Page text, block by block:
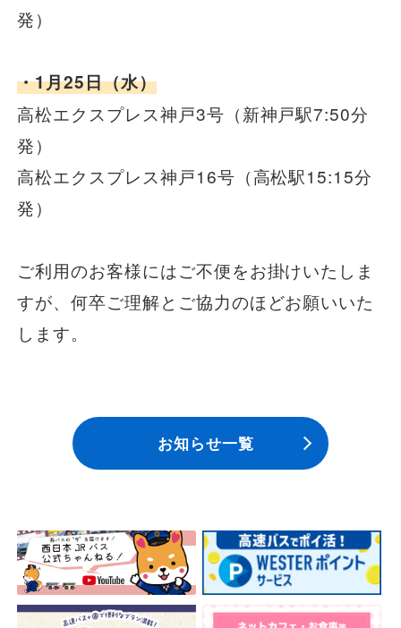
発）
・1月25日（水）
高松エクスプレス神戸3号（新神戸駅7:50分
発）
高松エクスプレス神戸16号（高松駅15:15分
発）
ご利用のお客様にはご不便をお掛けいたしま
すが、何卒ご理解とご協力のほどお願いいた
します。
お知らせ一覧